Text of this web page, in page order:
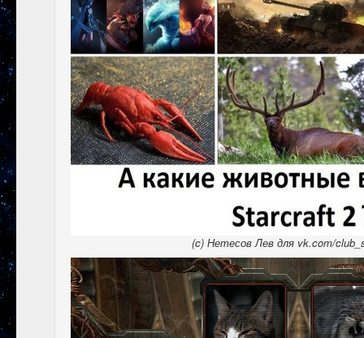
(c) Нетесов Лев для vk.com/